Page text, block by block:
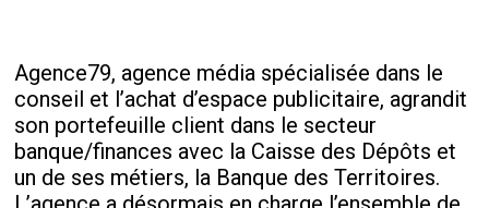
Agence79, agence média spécialisée dans le
conseil et l’achat d’espace publicitaire, agrandit
son portefeuille client dans le secteur
banque/finances avec la Caisse des Dépôts et
un de ses métiers, la Banque des Territoires.